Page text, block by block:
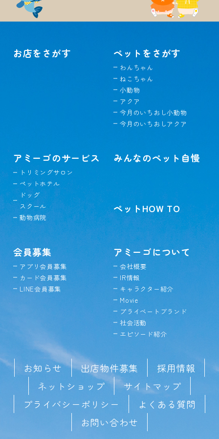
お店をさがす ペットをさがす
わんちゃん
ねこちゃん
小動物
アクア
今月のいちおし小動物
今月のいちおしアクア
アミーゴのサービス
トリミングサロン
ペットホテル
ドッグ
スクール
動物病院
みんなのペット自慢
ペットHOW TO
会員募集
アプリ会員募集
カード会員募集
LINE会員募集
アミーゴについて
会社概要
IR情報
キャラクター紹介
Movie
プライベートブランド
社会活動
エピソード紹介
お知らせ 出店物件募集
採用情報
ネットショップ
サイトマップ
プライバシーポリシー
よくある質問
お問い合わせ